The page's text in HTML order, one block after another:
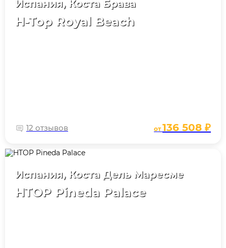
Испания, Коста Брава
H-Top Royal Beach
12 отзывов от136 508 ₽
Испания, Коста Дель Маресме
HTOP Pineda Palace